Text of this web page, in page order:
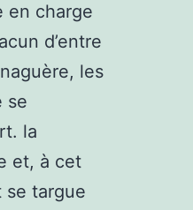
en charge
d’entre
les
se
la
et, à cet
se targue